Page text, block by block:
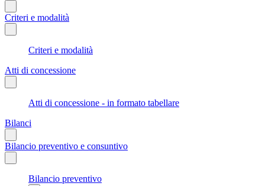
Criteri e modalità
Criteri e modalità
Atti di concessione
Atti di concessione - in formato tabellare
Bilanci
Bilancio preventivo e consuntivo
Bilancio preventivo